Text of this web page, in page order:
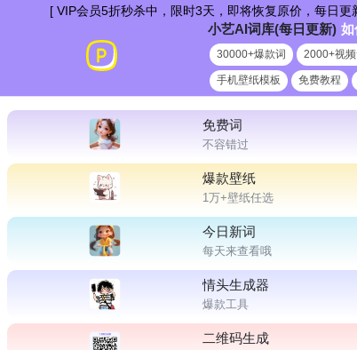
免费词
不容错过
爆款壁纸
1万+壁纸任选
今日新词
每天来查看哦
情头生成器
爆款工具
二维码生成
5折秒杀中，限时3天，即将恢复原价，每日更新爆款新词，非
小艺AI词库(每日更新) 如
30000+爆款词 2000+视
手机壁纸模板 免费教程